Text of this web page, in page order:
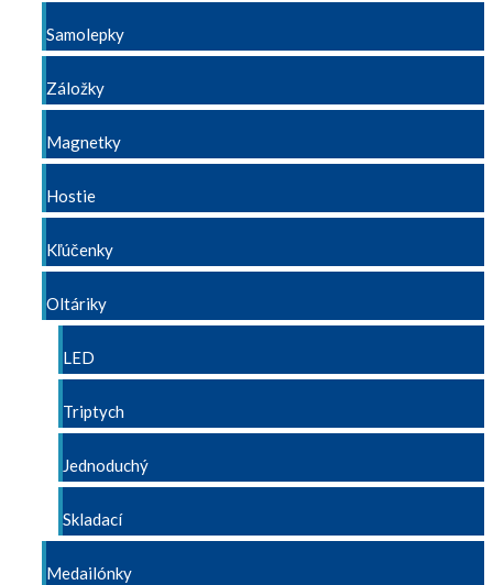
Samolepky
Záložky
Magnetky
Hostie
Kľúčenky
Oltáriky
LED
Triptych
Jednoduchý
Skladací
Medailónky